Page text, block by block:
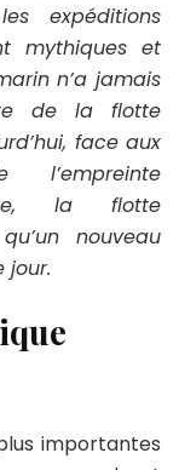
expéditions
mythiques et
n’a jamais
de la flotte
face aux
la flotte
nouveau
jour.
importantes